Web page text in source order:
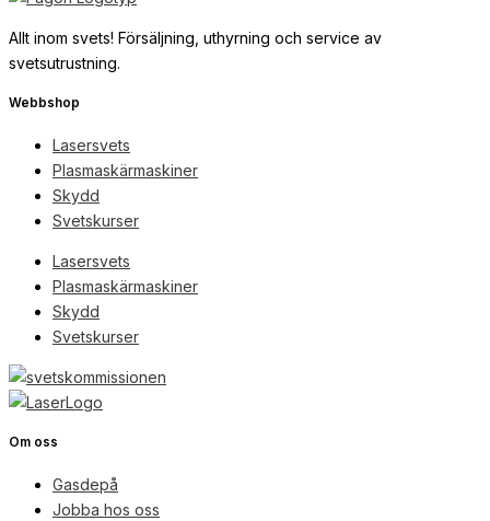
Allt inom svets! Försäljning, uthyrning och service av
svetsutrustning.
Webbshop
Lasersvets
Plasmaskärmaskiner
Skydd
Svetskurser
Lasersvets
Plasmaskärmaskiner
Skydd
Svetskurser
Om oss
Gasdepå
Jobba hos oss